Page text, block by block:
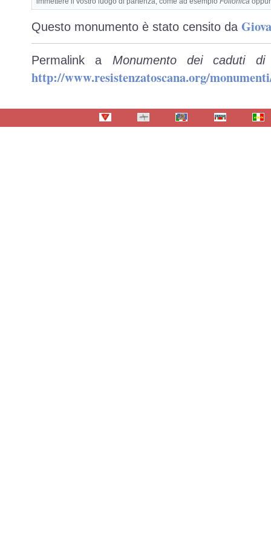
Questo monumento è stato censito da
Permalink a Monumento dei caduti
http://www.resistenzatoscana.org/